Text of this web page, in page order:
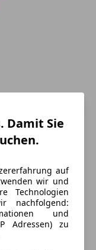
Damit Sie
auf
wir und
Technologien
nachfolgend:
und
Adressen) zu